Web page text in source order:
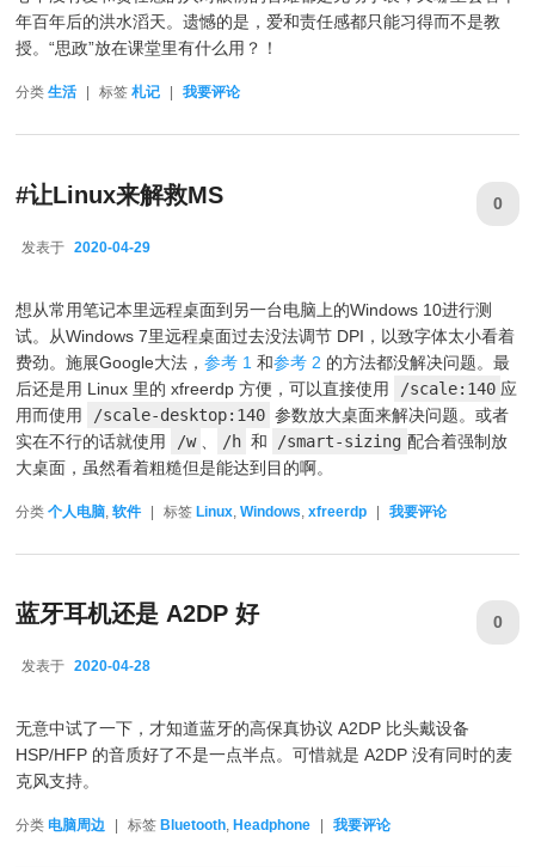
年百年后的洪水滔天。遗憾的是，爱和责任感都只能习得而不是教
授。“思政”放在课堂里有什么用？！
分类 生活 标签 札记 我要评论
#让Linux来解救MS
发表于 2020-04-29
0
想从常用笔记本里远程桌面到另一台电脑上的Windows 10进行测
试。从Windows 7里远程桌面过去没法调节 DPI，以致字体太小看着
费劲。施展Google大法，参考 1 和参考 2 的方法都没解决问题。最
后还是用 Linux 里的 xfreerdp 方便，可以直接使用
/scale:140 应
用而使用
/scale-desktop:140 参数放大桌面来解决问题。或者
实在不行的话就使用
/w /h 和 /smart-sizing 配合着强制放
大桌面，虽然看着粗糙但是能达到目的啊。
分类 个人电脑,软件 | 标签 Linux,Windows,xfreerdp | 我要评论
蓝牙耳机还是 A2DP 好
发表于 2020-04-28
0
无意中试了一下，才知道蓝牙的高保真协议A2DP 比头戴设备
HSP/HFP 的音质好了不是一点半点。可惜就是 A2DP 没有同时的麦
克风支持。
分类 电脑周边 标签 Bluetooth, Headphone 我要评论